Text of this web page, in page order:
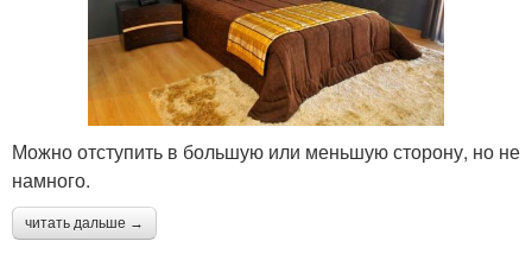
Можно отступить в большую или меньшую сторону, но не
намного.
читать дальше →